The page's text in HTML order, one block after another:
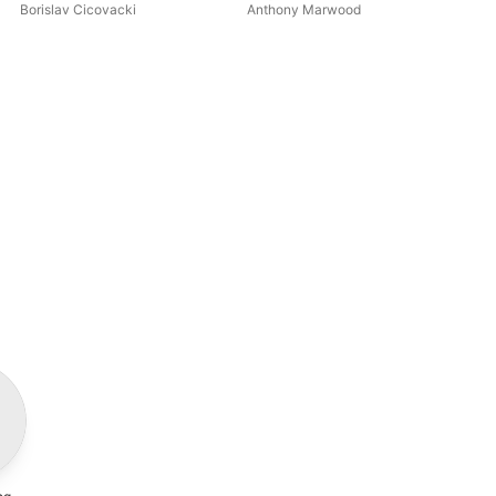
Borislav Cicovacki
Anthony Marwood